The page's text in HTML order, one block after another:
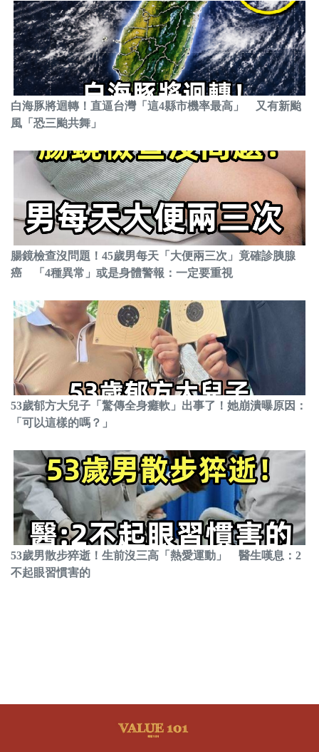
白海豚將迴轉！直逼台灣「這4縣市機率最高」 又有新颱
風「恐三颱共舞」
腸鏡檢查沒問題！45歲男每天「大便兩三次」竟確診胰腺
癌 「4種異常」或是身體警報：一定要重視
53歲郁方大兒子「驚傳全身癱軟」出事了！她崩潰曝原因：
「可以這樣的嗎？」
53歲男散步猝逝！生前沒三高「熱愛運動」 醫生嘆息：2
不起眼習慣害的